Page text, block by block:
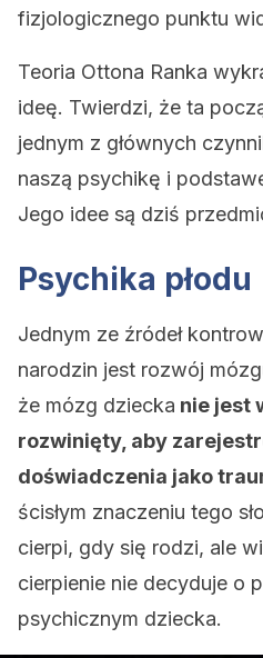
fizjologicznego punktu
Teoria Ottona Ranka
ideę. Twierdzi, że ta
jednym z głównych
naszą psychikę i
Jego idee są dziś
Psychika płodu
Jednym ze źródeł
narodzin jest rozwój
że mózg dziecka nie jest
rozwinięty, aby
doświadczenia jako
ścisłym znaczeniu tego
cierpi, gdy się rodzi, ale
cierpienie nie decyduje o
psychicznym dziecka.